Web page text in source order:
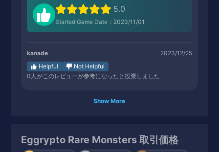
5.0
Started Game Date：2023/11/01
kanade
2023/12/25
Helpful
Not Helpful
0 人がこのレビューが参考になったと投票しました
Show More
Eggrypto Rare Monsters 取引価格